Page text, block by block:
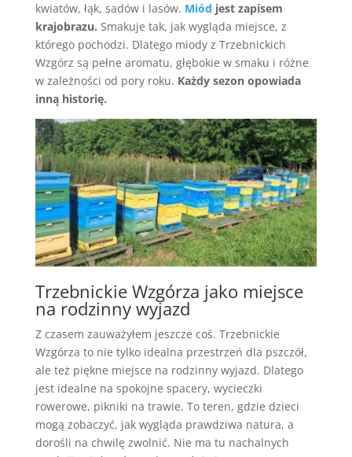
kwiatów, łąk, sadów i lasów. Miód jest zapisem
krajobrazu. Smakuje tak, jak wygląda miejsce, z
którego pochodzi. Dlatego miody z Trzebnickich
Wzgórz są pełne aromatu, głębokie w smaku i różne
w zależności od pory roku. Każdy sezon opowiada
inną historię.
Trzebnickie Wzgórza jako miejsce
na rodzinny wyjazd
Z czasem zauważyłem jeszcze coś. Trzebnickie
Wzgórza to nie tylko idealna przestrzeń dla pszczół,
ale też piękne miejsce na rodzinny wyjazd. Dlatego
jest idealne na spokojne spacery, wycieczki
rowerowe, pikniki na trawie. To teren, gdzie dzieci
mogą zobaczyć, jak wygląda prawdziwa natura, a
dorośli na chwilę zwolnić. Nie ma tu nachalnych